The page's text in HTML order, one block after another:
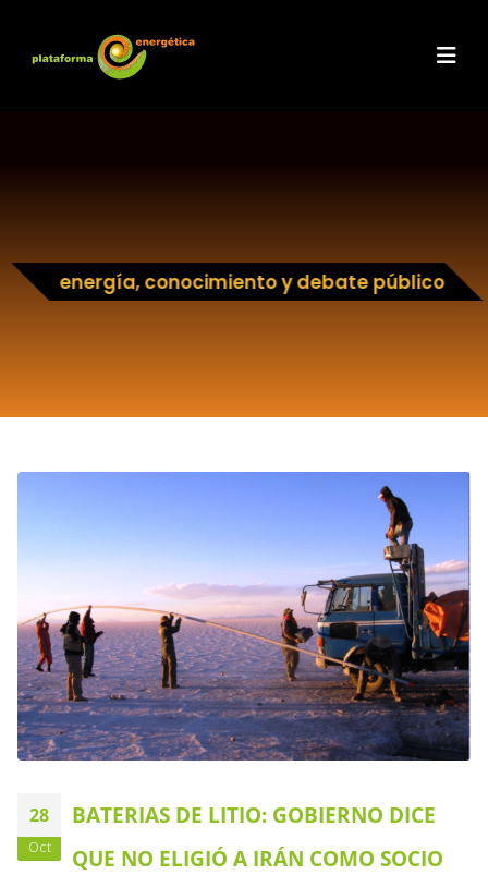
energía, conocimiento y debate público
28
Oct
BATERIAS DE LITIO: GOBIERNO DICE
QUE NO ELIGIÓ A IRÁN COMO SOCIO